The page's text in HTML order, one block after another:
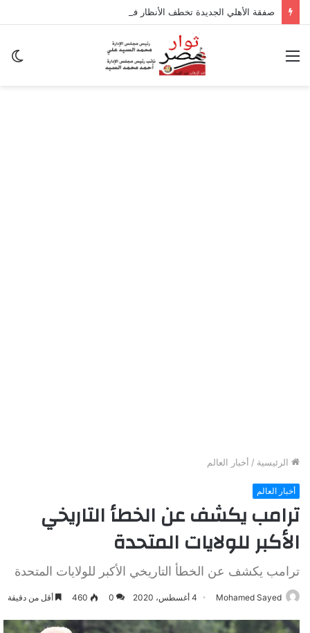
القائمة
الرئيسية / أخبار العالم
أخبار العالم
ترامب يكشف عن الخطأ التاريخي
الأكبر للولايات المتحدة
ترامب يكشف عن الخطأ التاريخي الأكبر للولايات المتحدة
Mohamed Sayed 4 أغسطس، 2020 0
460 أقل من دقيقة